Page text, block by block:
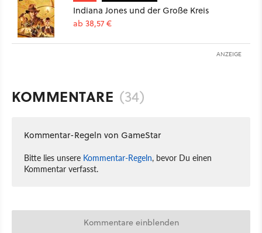
Indiana Jones und der Große Kreis
ab 38,57 €
ANZEIGE
KOMMENTARE (34)
Kommentar-Regeln von GameStar
Bitte lies unsere Kommentar-Regeln, bevor Du einen
Kommentar verfasst.
Kommentare einblenden